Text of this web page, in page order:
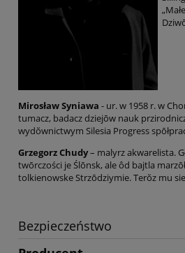
Mirosław Syniawa - ur. w 1958 r. w
tumacz, badacz dziejōw nauk
wydŏwnictwym Silesia Progress
Grzegorz Chudy– malyrz akwarelista.
twōrczości je Ślōnsk, ale ôd bajtla
tolkienowske Strzōdziymie. Terŏz mu
Bezpieczeństwo